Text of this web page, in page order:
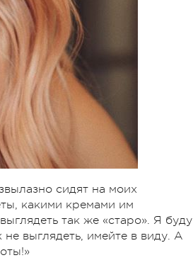
сидят на моих
какими кремами им
так же «старо». Я буду
выглядеть, имейте в виду. А